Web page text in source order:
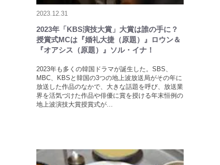
2023.12.31
2023年「KBS演技大賞」大賞は誰の手に？
授賞式MCは『婚礼大捷（原題）』ロウン＆
『オアシス（原題）』ソル・イナ！
2023年も多くの韓国ドラマが誕生した。SBS、
MBC、KBSと韓国の3つの地上波放送局がその年に
放送した作品のなかで、大きな話題を呼び、放送業
界を活気づけた作品や俳優に賞を授ける年末恒例の
地上波演技大賞授賞式が…